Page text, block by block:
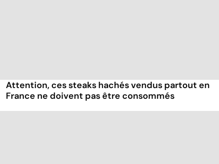
Attention, ces steaks hachés vendus partout en
France ne doivent pas être consommés